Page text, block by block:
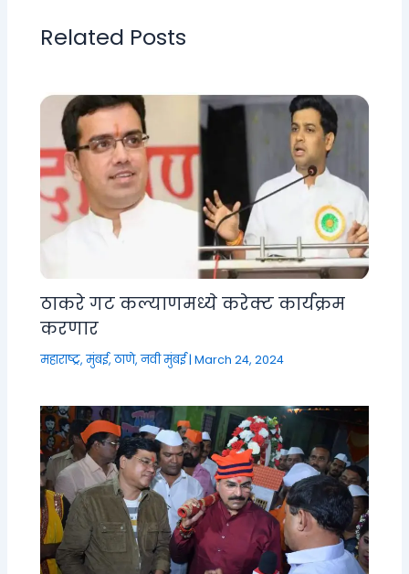
Related Posts
ठाकरे गट कल्याणमध्ये करेक्ट कार्यक्रम
करणार
महाराष्ट्र,मुंबई, ठाणे, नवी मुंबई|March 24, 2024